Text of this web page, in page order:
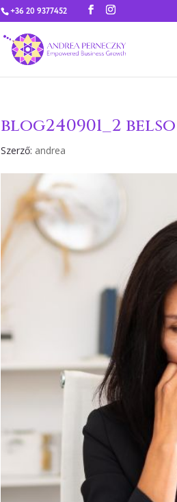
+36 20 9377452
blog240901_2 belso
Szerző: andrea